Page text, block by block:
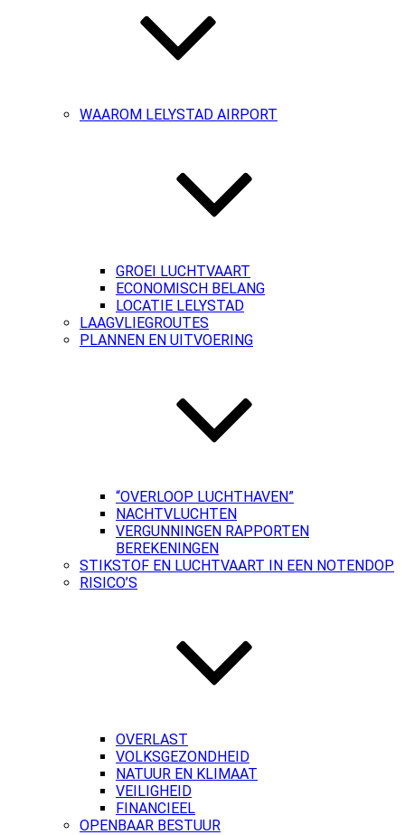
WAAROM LELYSTAD AIRPORT
GROEI LUCHTVAART
ECONOMISCH BELANG
LOCATIE LELYSTAD
LAAGVLIEGROUTES
PLANNEN EN UITVOERING
“OVERLOOP LUCHTHAVEN”
NACHTVLUCHTEN
VERGUNNINGEN RAPPORTEN
BEREKENINGEN
STIKSTOF EN LUCHTVAART IN EEN NOTENDOP
RISICO’S
OVERLAST
VOLKSGEZONDHEID
NATUUR EN KLIMAAT
VEILIGHEID
FINANCIEEL
OPENBAAR BESTUUR